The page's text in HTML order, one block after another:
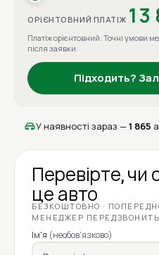
ОРІЄНТОВНИЙ ПЛАТІЖ 13
Платіж орієнтовний. Точні умови
після заявки.
Підходить?
У наявності зараз —1 865
Перевірте, чи
це авто
БЕЗКОШТОВНО ·
МЕНЕДЖЕР ПЕРЕДЗВОНИТЬ
Ім'я (необов'язково)